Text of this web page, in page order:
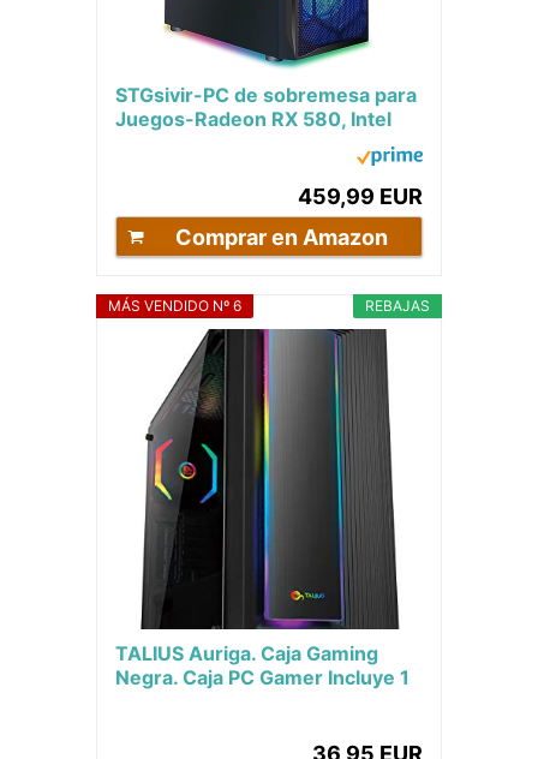
STGsivir-PC de sobremesa para
Juegos-Radeon RX 580, Intel
459,99 EUR
Comprar en Amazon
REBAJAS
MÁS VENDIDO Nº 6
TALIUS Auriga. Caja Gaming
Negra. Caja PC Gamer Incluye 1
36,95 EUR